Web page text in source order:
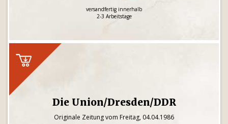
versandfertig innerhalb
2-3 Arbeitstage
Die Union/Dresden/DDR
Originale Zeitung vom Freitag, 04.04.1986